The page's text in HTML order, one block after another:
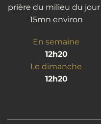
prière du milieu du jour
15mn environ
En semaine
12h20
Le dimanche
12h20